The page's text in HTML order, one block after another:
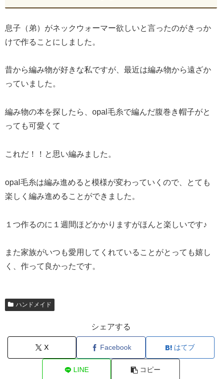
息子（弟）がネックウォーマー欲しいと言ったのがきっか
けで作ることにしました。
昔から編み物が好きな私ですが、最近は編み物から遠ざか
っていました。
編み物の本を探したら、opal毛糸で編んだ腹巻き帽子がと
っても可愛くて
これだ！！と思い編みました。
opal毛糸は編み進めると模様が変わっていくので、とても
楽しく編み進めることができました。
１つ作るのに１週間ほどかかりますがほんと楽しいです♪
また家族がいつも愛用してくれていることがとっても嬉し
く、作って良かったです。
ハンドメイド
シェアする
X Facebook はてブ
LINE コピー